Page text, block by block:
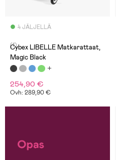
4 JÄLJELLÄ
(1)
Cybex LIBELLE Matkarattaat,
Magic Black
254,90 €
Ovh: 289,90 €